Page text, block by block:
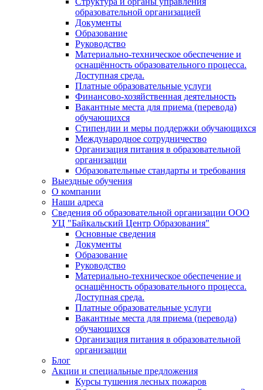
образовательной организацией
Документы
Образование
Руководство
Материально-техническое обеспечение и
оснащённость образовательного процесса.
Доступная среда.
Платные образовательные услуги
Финансово-хозяйственная деятельность
Вакантные места для приема (перевода)
обучающихся
Стипендии и меры поддержки обучающихся
Международное сотрудничество
Организация питания в образовательной
организации
Образовательные стандарты и требования
Выездные обучения
О компании
Наши адреса
Сведения об образовательной организации ООО
УЦ "Байкальский Центр Образования"
Основные сведения
Документы
Образование
Руководство
Материально-техническое обеспечение и
оснащённость образовательного процесса.
Доступная среда.
Платные образовательные услуги
Вакантные места для приема (перевода)
обучающихся
Организация питания в образовательной
организации
Блог
Акции и специальные предложения
Курсы тушения лесных пожаров